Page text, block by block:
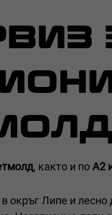
, както и поA2
Липе и лесно